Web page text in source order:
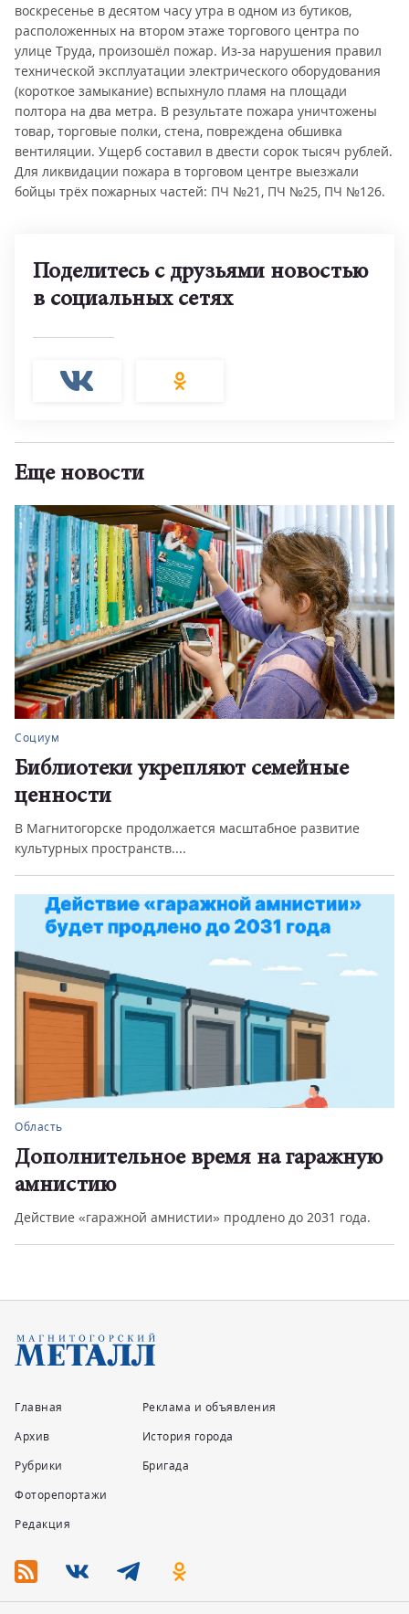
воскресенье в десятом часу утра в одном из бутиков,
расположенных на втором этаже торгового центра по
улице Труда, произошёл пожар. Из-за нарушения правил
технической эксплуатации электрического оборудования
(короткое замыкание) вспыхнуло пламя на площади
полтора на два метра. В результате пожара уничтожены
товар, торговые полки, стена, повреждена обшивка
вентиляции. Ущерб составил в двести сорок тысяч рублей.
Для ликвидации пожара в торговом центре выезжали
бойцы трёх пожарных частей: ПЧ №21, ПЧ №25, ПЧ №126.
Поделитесь с друзьями новостью
в социальных сетях
Еще новости
Социум
Библиотеки укрепляют семейные
ценности
В Магнитогорске продолжается масштабное развитие
культурных пространств....
Область
Дополнительное время на гаражную
амнистию
Действие «гаражной амнистии» продлено до 2031 года.
Главная
Архив
Рубрики
Фоторепортажи
Редакция
Реклама и объявления
История города
Бригада